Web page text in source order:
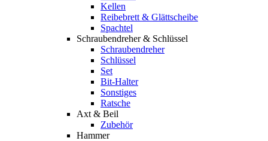
Kellen
Reibebrett & Glättscheibe
Spachtel
Schraubendreher & Schlüssel
Schraubendreher
Schlüssel
Set
Bit-Halter
Sonstiges
Ratsche
Axt & Beil
Zubehör
Hammer